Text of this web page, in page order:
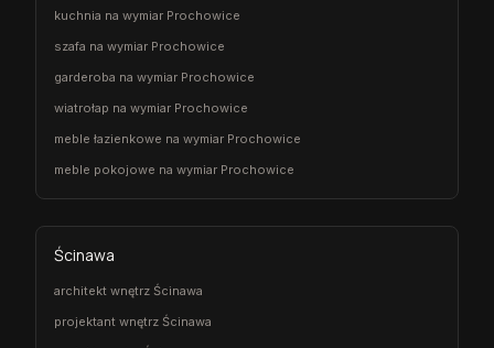
kuchnia na wymiar Prochowice
szafa na wymiar Prochowice
garderoba na wymiar Prochowice
wiatrołap na wymiar Prochowice
meble łazienkowe na wymiar Prochowice
meble pokojowe na wymiar Prochowice
Ścinawa
architekt wnętrz Ścinawa
projektant wnętrz Ścinawa